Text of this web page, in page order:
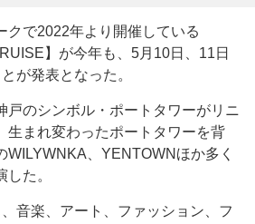
で2022年より開催している
】が今年も、5月10日、11日
が発表となった。
のシンボル・ポートタワーがリニ
生まれ変わったポートタワーを背
WILYWNKA、YENTOWNほか多く
た。
音楽、アート、ファッション、フ